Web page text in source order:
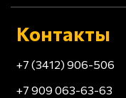
Контакты
+7 (3412) 906-506
+7 909 063-63-63